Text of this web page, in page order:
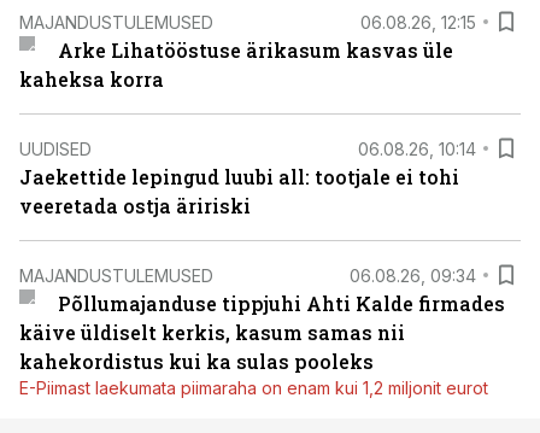
MAJANDUSTULEMUSED 06.08.26, 12:15
Arke Lihatööstuse ärikasum kasvas üle
kaheksa korra
UUDISED 06.08.26, 10:14
Jaekettide lepingud luubi all: tootjale ei tohi
veeretada ostja äririski
MAJANDUSTULEMUSED 06.08.26, 09:34
Põllumajanduse tippjuhi Ahti Kalde firmades
käive üldiselt kerkis, kasum samas nii
kahekordistus kui ka sulas pooleks
E-Piimast laekumata piimaraha on enam kui 1,2 miljonit eurot